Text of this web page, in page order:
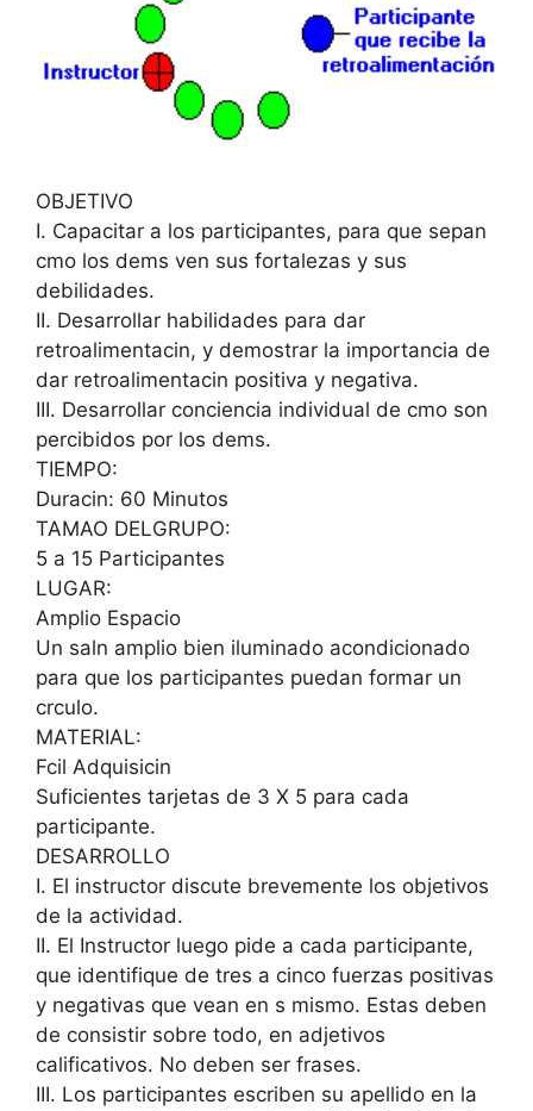
OBJETIVO
I. Capacitar a los participantes, para que sepan
cmo los dems ven sus fortalezas y sus
debilidades.
II. Desarrollar habilidades para dar
retroalimentacin, y demostrar la importancia de
dar retroalimentacin positiva y negativa.
III. Desarrollar conciencia individual de cmo son
percibidos por los dems.
TIEMPO:
Duracin: 60 Minutos
TAMAO DELGRUPO:
5 a 15 Participantes
LUGAR:
Amplio Espacio
Un saln amplio bien iluminado acondicionado
para que los participantes puedan formar un
crculo.
MATERIAL:
Fcil Adquisicin
Suficientes tarjetas de 3 X 5 para cada
participante.
DESARROLLO
I. El instructor discute brevemente los objetivos
de la actividad.
II. El Instructor luego pide a cada participante,
que identifique de tres a cinco fuerzas positivas
y negativas que vean en s mismo. Estas deben
de consistir sobre todo, en adjetivos
calificativos. No deben ser frases.
III. Los participantes escriben su apellido en la